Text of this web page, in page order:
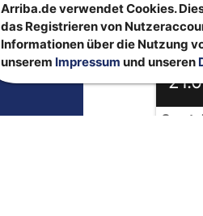
ab
Arriba.de verwendet Cookies.
das Registrieren von
Informationen über die Nutzung
unserem Impressum und unseren